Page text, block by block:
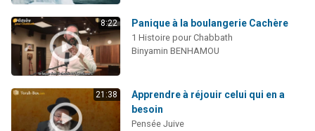
8:22 Panique à la boulangerie Cachère
1 Histoire pour Chabbath
Binyamin BENHAMOU
21:38
Apprendre à réjouir celui qui en a
besoin
Pensée Juive